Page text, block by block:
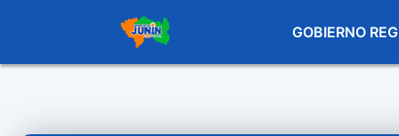
GOBIERNO